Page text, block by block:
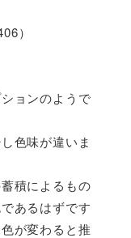
）
ョンのようで
色味が違いま
積によるもの
あるはずです
が変わると推